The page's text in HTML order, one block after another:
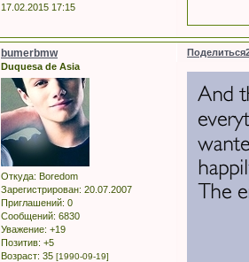
17.02.2015 17:15
Поделиться
bumerbmw
Duquesa de Asia
Откуда: Boredom
Зарегистрирован: 20.07.2007
Приглашений: 0
Сообщений: 6830
Уважение: +19
Позитив: +5
Возраст: 35 [1990-09-19]